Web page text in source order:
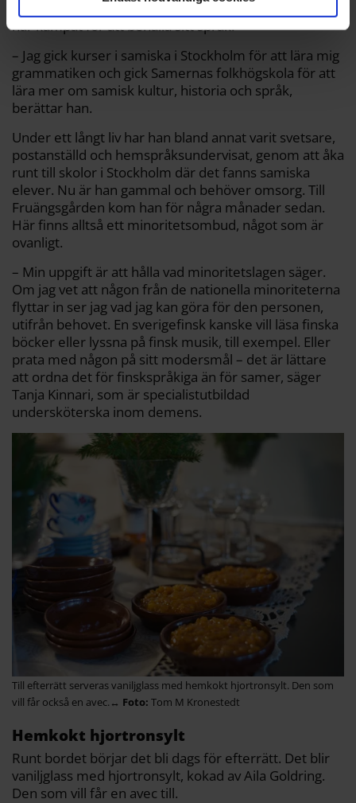
Härjedalen till Stockholm för att arbeta som 16-åring,
har kämpat för att behålla sitt språk.
– Jag gick kurser i samiska i Stockholm för att lära mig
grammatiken och gick Samernas folkhögskola för att
lära mer om samisk kultur, historia och språk,
berättar han.
Under ett långt liv har han bland annat varit svetsare,
postanställd och hemspråksundervisat, genom att åka
runt till skolor i Stockholm där det fanns samiska
elever. Nu är han gammal och behöver omsorg. Till
Fruängsgården kom han för några månader sedan.
Här finns alltså ett minoritetsombud, något som är
ovanligt.
– Min uppgift är att hålla vad minoritetslagen säger.
Om jag vet att någon från de nationella minoriteterna
flyttar in ser jag vad jag kan göra för den personen,
utifrån behovet. En sverigefinsk kanske vill läsa finska
böcker eller lyssna på finsk musik, till exempel. Eller
prata med någon på sitt modersmål – det är lättare
att ordna det för finskspråkiga än för samer, säger
Tanja Kinnari, som är specialistutbildad
undersköterska inom demens.
Till efterrätt serveras vaniljglass med hemkokt hjortronsylt. Den som
vill får också en avec.↔
Tom M Kronestedt
Hemkokt hjortronsylt
Runt bordet börjar det bli dags för efterrätt. Det blir
vaniljglass med hjortronsylt, kokad av Aila Goldring.
Den som vill får en avec till.